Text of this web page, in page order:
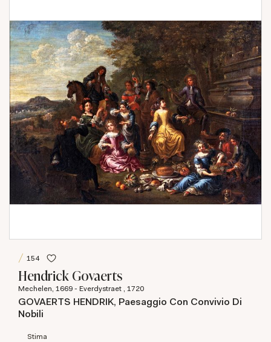
154
Hendrick Govaerts
Mechelen, 1669 - Everdystraet , 1720
GOVAERTS HENDRIK, Paesaggio Con Convivio Di
Nobili
Stima